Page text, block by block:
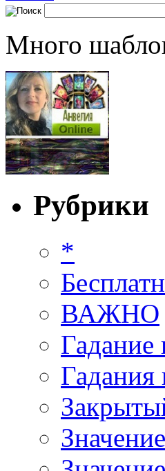
Много
Рубрики
*
ВАЖНО
Гадание
Гадания